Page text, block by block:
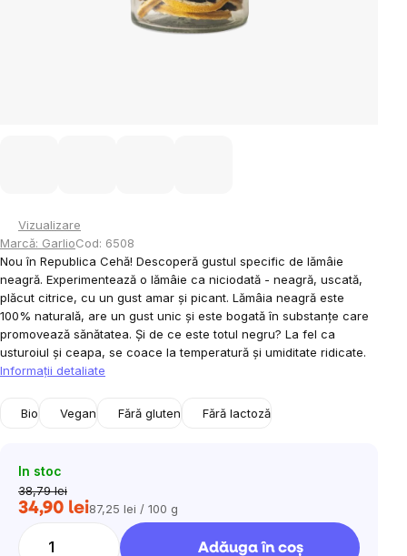
Vizualizare
Marcă: GarlioCod: 6508
Nou în Republica Cehă! Descoperă gustul specific de lămâie
neagră. Experimentează o lămâie ca niciodată - neagră, uscată,
plăcut citrice, cu un gust amar și picant. Lămâia neagră este
100% naturală, are un gust unic și este bogată în substanțe care
promovează sănătatea. Și de ce este totul negru? La fel ca
usturoiul și ceapa, se coace la temperatură și umiditate ridicate.
Informaţii detaliate
Bio Vegan Fără gluten Fără lactoză
In stoc
38,79 lei
34,90 leiEvaluare
87,25 lei / 100 g
Adăuga în coş